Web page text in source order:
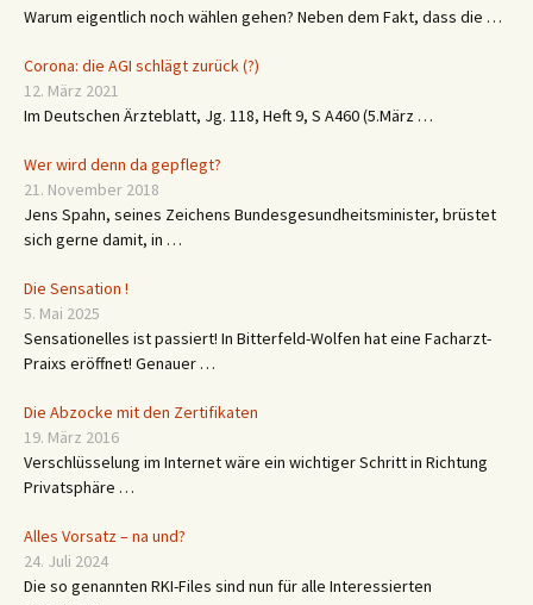
Warum eigentlich noch wählen gehen? Neben dem Fakt, dass die …
Corona: die AGI schlägt zurück (?)
12. März 2021
Im Deutschen Ärzteblatt, Jg. 118, Heft 9, S A460 (5.März …
Wer wird denn da gepflegt?
21. November 2018
Jens Spahn, seines Zeichens Bundesgesundheitsminister, brüstet
sich gerne damit, in …
Die Sensation !
5. Mai 2025
Sensationelles ist passiert! In Bitterfeld-Wolfen hat eine Facharzt-
Praixs eröffnet! Genauer …
Die Abzocke mit den Zertifikaten
19. März 2016
Verschlüsselung im Internet wäre ein wichtiger Schritt in Richtung
Privatsphäre …
Alles Vorsatz – na und?
24. Juli 2024
Die so genannten RKI-Files sind nun für alle Interessierten